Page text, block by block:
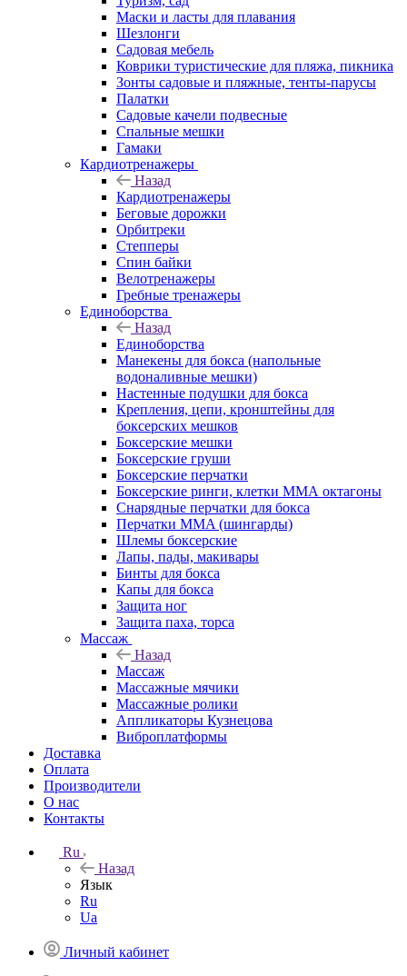
Маски и ласты для плавания
Шезлонги
Садовая мебель
Коврики туристические для пляжа, пикника
Зонты садовые и пляжные, тенты-парусы
Палатки
Садовые качели подвесные
Спальные мешки
Гамаки
Кардиотренажеры
Назад
Кардиотренажеры
Беговые дорожки
Орбитреки
Степперы
Спин байки
Велотренажеры
Гребные тренажеры
Единоборства
Назад
Единоборства
Манекены для бокса (напольные
водоналивные мешки)
Настенные подушки для бокса
Крепления, цепи, кронштейны для
боксерских мешков
Боксерские мешки
Боксерские груши
Боксерские перчатки
Боксерские ринги, клетки ММА октагоны
Снарядные перчатки для бокса
Перчатки MMA (шингарды)
Шлемы боксерские
Лапы, пады, макивары
Бинты для бокса
Капы для бокса
Защита ног
Защита паха, торса
Массаж
Назад
Массаж
Массажные мячики
Массажные ролики
Аппликаторы Кузнецова
Виброплатформы
Доставка
Оплата
Производители
О нас
Контакты
Ru
Назад
Язык
Ru
Ua
Личный кабинет